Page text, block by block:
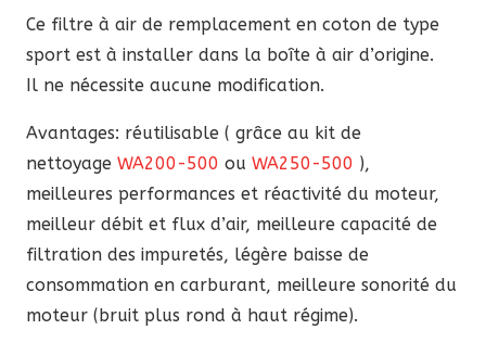
Ce filtre à air de remplacement en coton de type
sport est à installer dans la boîte à air d’origine.
Il ne nécessite aucune modification.
Avantages: réutilisable ( grâce au kit de
nettoyage WA200-500 ou WA250-500 ),
meilleures performances et réactivité du moteur,
meilleur débit et flux d’air, meilleure capacité de
filtration des impuretés, légère baisse de
consommation en carburant, meilleure sonorité du
moteur (bruit plus rond à haut régime).